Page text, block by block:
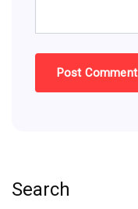
Search